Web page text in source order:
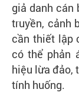
giả danh cán
truyền, cảnh
cần thiết lập
có thể phản
hiệu lừa đảo,
tính huống.